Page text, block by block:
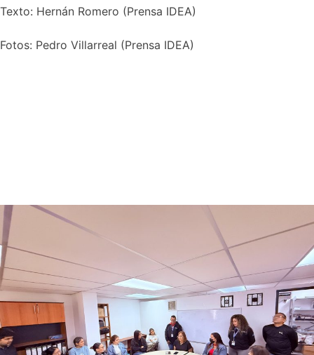
Texto: Hernán Romero (Prensa IDEA)
Fotos: Pedro Villarreal (Prensa IDEA)